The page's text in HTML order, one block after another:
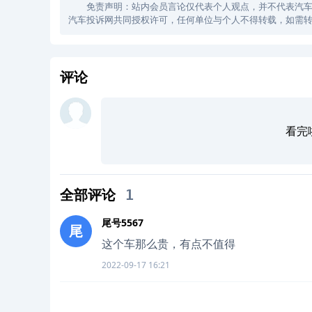
免责声明：站内会员言论仅代表个人观点，并不代表汽
汽车投诉网共同授权许可，任何单位与个人不得转载，如需
评论
看完
全部评论 1
尾 尾号5567
这个车那么贵，有点不值得
2022-09-17 16:21